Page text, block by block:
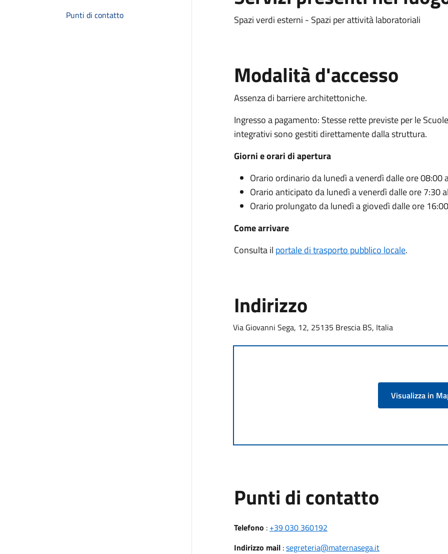
Punti di contatto
Spazi verdi esterni - Spazi per attività laboratoriali
Modalità d'accesso
Assenza di barriere architettoniche.
Ingresso a pagamento: Stesse rette previste per le
integrativi sono gestiti direttamente dalla struttura.
Giorni e orari di apertura
Orario ordinario da lunedì a venerdì dalle ore 08:00
Orario anticipato da lunedì a venerdì dalle ore 7:30
Orario prolungato da lunedì a giovedì dalle ore
Come arrivare
Consulta il portale di trasporto pubblico locale.
Indirizzo
Via Giovanni Sega, 12, 25135 Brescia BS, Italia
Visualizza in
Punti di contatto
Telefono : +39 030 360192
Indirizzo mail:segreteria@maternasega.it